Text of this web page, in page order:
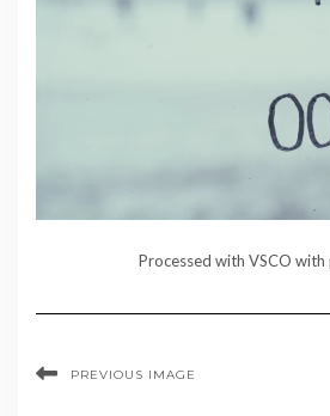
Processed with VSCO
PREVIOUS IMAGE